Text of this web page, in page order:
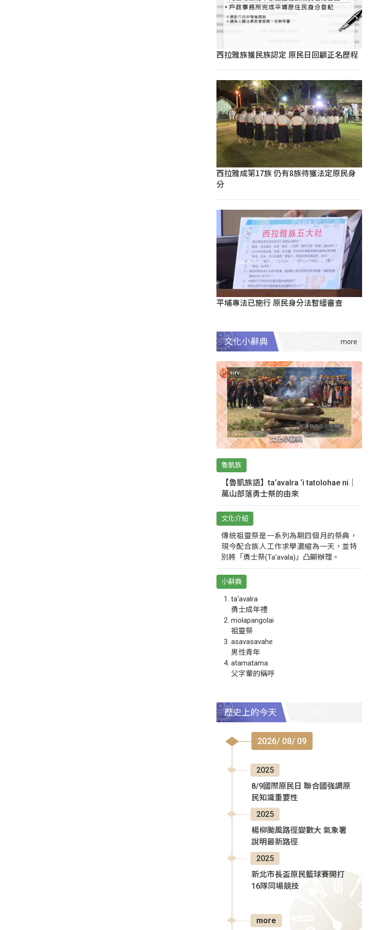
西拉雅族獲民族認定 原民日回顧正名歷程
西拉雅成第17族 仍有8族待獲法定原民身
分
平埔專法已施行 原民身分法暫緩審查
文化小辭典
魯凱族
【魯凱族語】ta‘avalra ‘i tatolohae ni｜
萬山部落勇士祭的由來
文化介紹
傳統祖靈祭是一系列為期四個月的祭典，
現今配合族人工作求學濃縮為一天，並特
別將「勇士祭(Ta‘avala)」凸顯辦理。
小辭典
ta‘avalra
勇士成年禮
molapangolai
祖靈祭
asavasavahe
男性青年
atamatama
父字輩的稱呼
歷史上的今天
2026/ 08/ 09
2025
8/9國際原民日 聯合國強調原
民知識重要性
2025
楊柳颱風路徑變數大 氣象署
說明最新路徑
2025
新北市長盃原民籃球賽開打
16隊同場競技
more